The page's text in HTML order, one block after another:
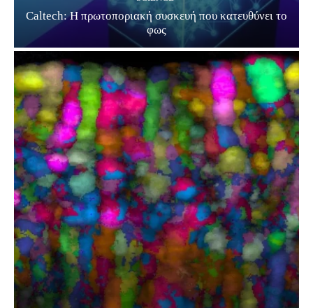
Caltech: Η πρωτοποριακή συσκευή που κατευθύνει το
φως